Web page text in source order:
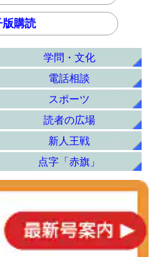
版購読
学問・文化
電話相談
スポーツ
読者の広場
新人王戦
点字「赤旗」